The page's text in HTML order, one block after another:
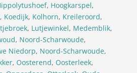
, Hoogkarspel,
, Koedijk, Kolhorn, Kreileroord,
, Lutjewinkel, Medemblik,
, Noord-Scharwoude,
Niedorp, Noord-Scharwoude,
, Oosterend, Oosterleek,